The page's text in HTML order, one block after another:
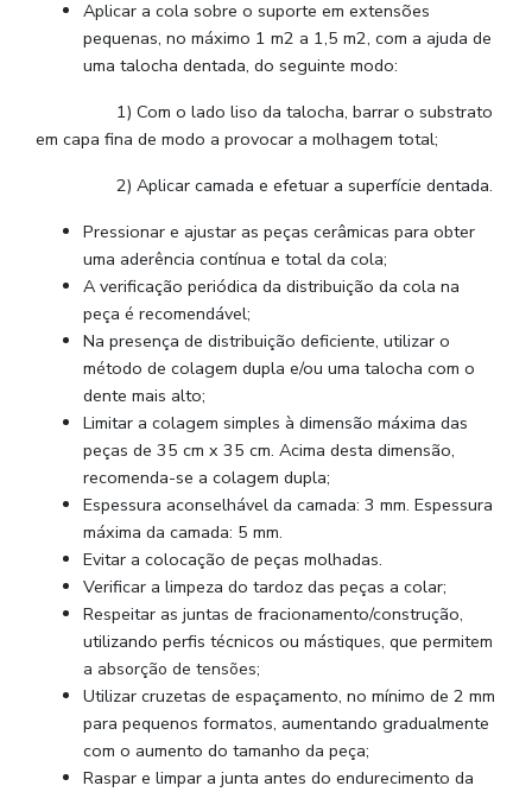
Aplicar a cola sobre o suporte em extensões
pequenas, no máximo 1 m2 a 1,5 m2, com a ajuda de
uma talocha dentada, do seguinte modo:
1) Com o lado liso da talocha, barrar o substrato
em capa fina de modo a provocar a molhagem total;
2) Aplicar camada e efetuar a superfície dentada.
Pressionar e ajustar as peças cerâmicas para obter
uma aderência contínua e total da cola;
A verificação periódica da distribuição da cola na
peça é recomendável;
Na presença de distribuição deficiente, utilizar o
método de colagem dupla e/ou uma talocha com o
dente mais alto;
Limitar a colagem simples à dimensão máxima das
peças de 35 cm x 35 cm. Acima desta dimensão,
recomenda-se a colagem dupla;
Espessura aconselhável da camada: 3 mm. Espessura
máxima da camada: 5 mm.
Evitar a colocação de peças molhadas.
Verificar a limpeza do tardoz das peças a colar;
Respeitar as juntas de fracionamento/construção,
utilizando perfis técnicos ou mástiques, que permitem
a absorção de tensões;
Utilizar cruzetas de espaçamento, no mínimo de 2 mm
para pequenos formatos, aumentando gradualmente
com o aumento do tamanho da peça;
Raspar e limpar a junta antes do endurecimento da